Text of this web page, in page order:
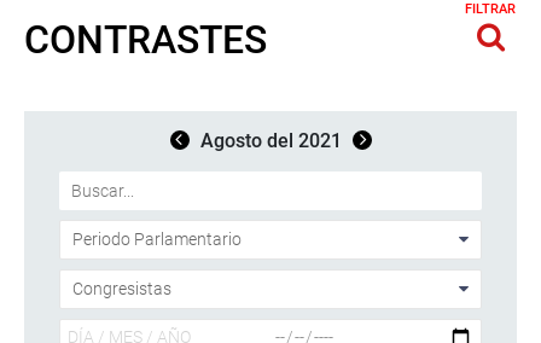
CONTRASTES
FILTRAR
Agosto del 2021